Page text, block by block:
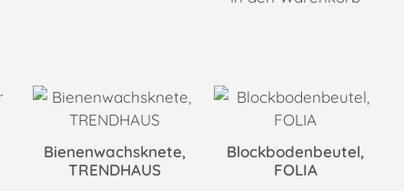
Bienenwachsknete,
TRENDHAUS
Blockbodenbeutel,
FOLIA